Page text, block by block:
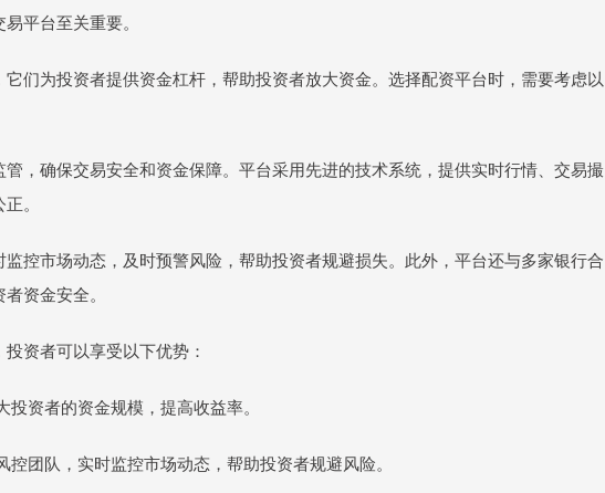
平台至关重要。
们为投资者提供资金杠杆，帮助投资者放大资金。选择配资平台时，需要考虑以
，确保交易安全和资金保障。平台采用先进的技术系统，提供实时行情、交易撮
。
控市场动态，及时预警风险，帮助投资者规避损失。此外，平台还与多家银行合
资金安全。
资者可以享受以下优势：
资者的资金规模，提高收益率。
团队，实时监控市场动态，帮助投资者规避风险。